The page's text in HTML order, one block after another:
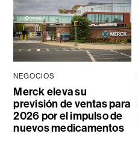
NEGOCIOS
Merck eleva su
previsión de ventas para
2026 por el impulso de
nuevos medicamentos